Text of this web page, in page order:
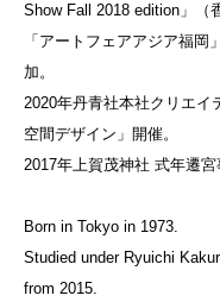
Show Fall 2018 edition」（
「アートフェアアジア福
加。
2020年丹青社本社クリエイ
空間デザイン」開催。
2017年上賀茂神社 式年遷
Born in Tokyo in 1973.
Studied under Ryuichi
from 2015.